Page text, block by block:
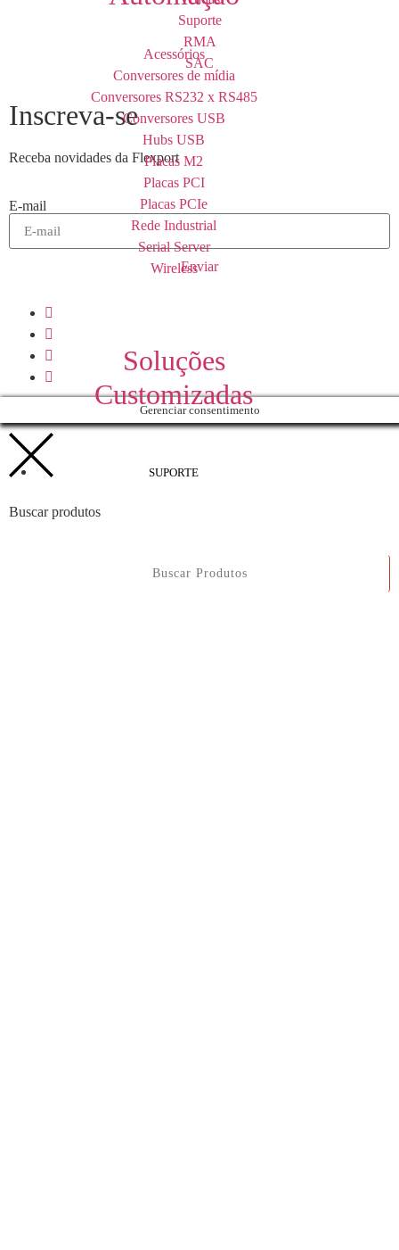
Acessórios
Conversores de mídia
Conversores RS232 x RS485
Conversores USB
Hubs USB
Placas M2
Placas PCI
Placas PCIe
Rede Industrial
Serial Server
Wireless
Soluções
Customizadas
SUPORTE
Suporte
RMA
SAC
Inscreva-se
Receba novidades da Flexport
E-mail
Enviar
Gerenciar consentimento
Buscar produtos